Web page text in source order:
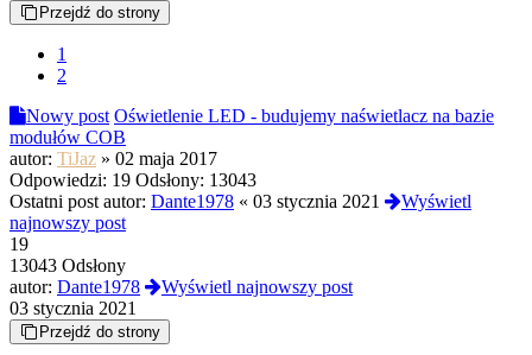
Przejdź do strony
1
2
Nowy post Oświetlenie LED - budujemy naświetlacz na bazie
modułów COB
autor: TiJaz » 02 maja 2017
Odpowiedzi: 19 Odsłony: 13043
Ostatni post autor: Dante1978 « 03 stycznia 2021
Wyświetl
najnowszy post
19
13043 Odsłony
autor: Dante1978
Wyświetl najnowszy post
03 stycznia 2021
Przejdź do strony